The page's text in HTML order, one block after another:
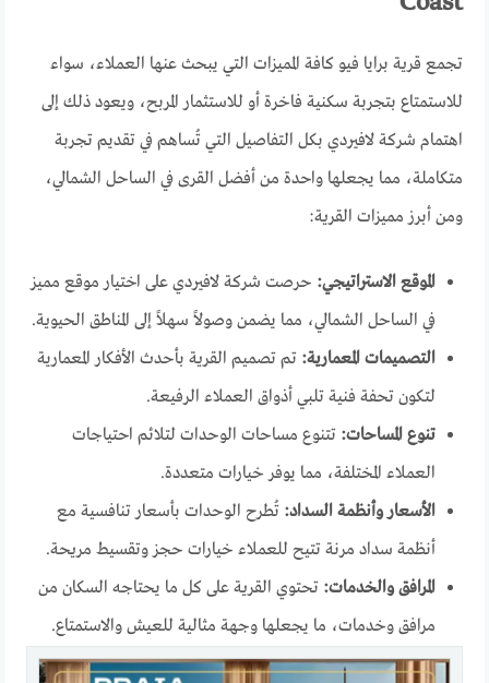
تجمع قرية برايا فيو كافة المميزات التي يبحث عنها العملاء، سواء
للاستمتاع بتجربة سكنية فاخرة أو للاستثمار المربح، ويعود ذلك إلى
اهتمام شركة لافيردي بكل التفاصيل التي تُساهم في تقديم تجربة
متكاملة، مما يجعلها واحدة من أفضل القرى في الساحل الشمالي،
ومن أبرز مميزات القرية:
الموقع الاستراتيجي: حرصت شركة لافيردي على اختيار موقع مميز
في الساحل الشمالي، مما يضمن وصولاً سهلاً إلى المناطق الحيوية.
التصميمات المعمارية: تم تصميم القرية بأحدث الأفكار المعمارية
لتكون تحفة فنية تلبي أذواق العملاء الرفيعة.
تنوع المساحات: تتنوع مساحات الوحدات لتلائم احتياجات
العملاء المختلفة، مما يوفر خيارات متعددة.
الأسعار وأنظمة السداد: تُطرح الوحدات بأسعار تنافسية مع
أنظمة سداد مرنة تتيح للعملاء خيارات حجز وتقسيط مريحة.
المرافق والخدمات: تحتوي القرية على كل ما يحتاجه السكان من
مرافق وخدمات، ما يجعلها وجهة مثالية للعيش والاستمتاع.